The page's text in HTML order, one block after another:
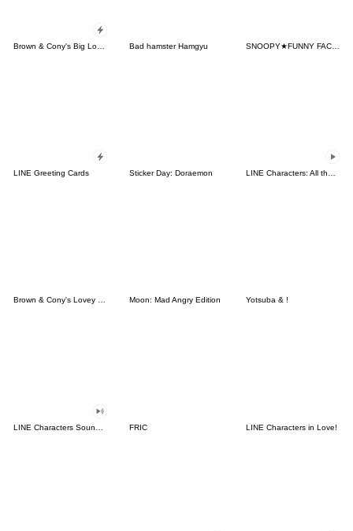
Bad hamster Hamgyu SNOOPY★FUNNY FACES
LINE Greeting Cards Sticker Day: Doraemon
Brown & Cony's Lovey Dovey Date Moon: Mad Angry Edition Yotsuba & !
FRIC LINE Characters in Love!